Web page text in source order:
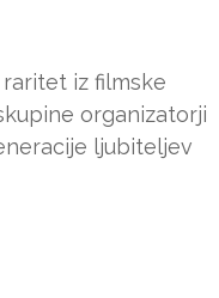
iz filmske
organizatorji
ljubiteljev